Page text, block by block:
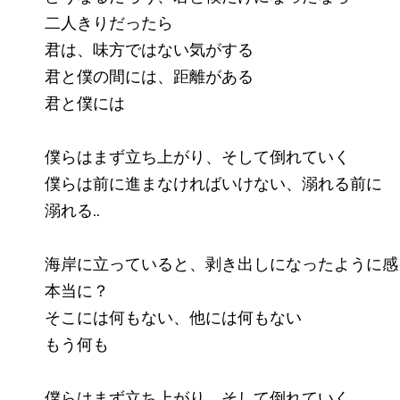
二人きりだったら
君は、味方ではない気がする
君と僕の間には、距離がある
君と僕には
僕らはまず立ち上がり、そして倒れていく
僕らは前に進まなければいけない、溺れる前に
溺れる..
海岸に立っていると、剥き出しになったように
本当に？
そこには何もない、他には何もない
もう何も